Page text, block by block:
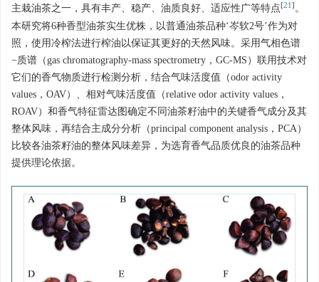
主栽油茶之一，具有丰产、稳产、油质良好、适应性广等特点[21 ] 。
本研究将6种香型油茶实生优株，以普通油茶品种‘岑软2号’作为对
照，使用冷榨法进行榨油以保证其更好的天然风味。采用气相色谱
−质谱（gas chromatography-mass spectrometry，GC-MS）联用技术对
它们的香气物质进行检测分析，结合气味活度值（odor activity
values，OAV）、相对气味活度值（relative odor activity values，
ROAV）和香气特征雷达图确定不同油茶籽油中的关键香气成分及其
整体风味，再结合主成分分析（principal component analysis，PCA）
比较各油茶籽油的整体风味差异，为选育香气品质优良的油茶品种
提供理论依据。